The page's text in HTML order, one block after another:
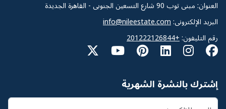
العنوان: مبنى توب 90 شارع التسعين الجنوبى - القاهرة الجديدة
البريد الإلكترونى: info@nileestate.com
رقم التليفون: +201222126844
إشترك بالنشرة الشهرية